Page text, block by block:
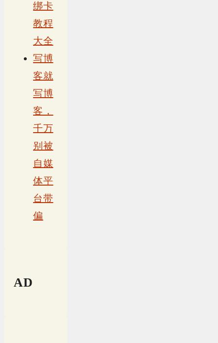
绑卡
教程
大全
写博
客就
写博
客，
千万
别被
自媒
体平
台带
偏
AD